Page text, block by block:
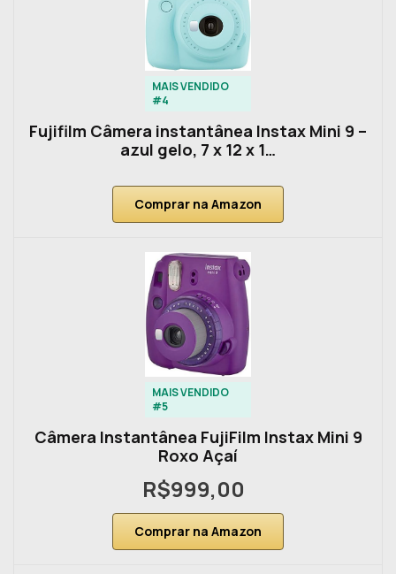
MAIS VENDIDO
#4
Fujifilm Câmera instantânea Instax Mini 9 –
azul gelo, 7 x 12 x 1…
Comprar na Amazon
MAIS VENDIDO
#5
Câmera Instantânea FujiFilm Instax Mini 9
Roxo Açaí
R$999,00
Comprar na Amazon